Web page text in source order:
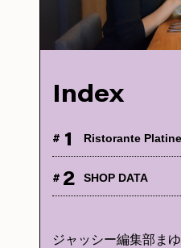
Index
# 1 Ristorante Platine
# 2 SHOP DATA
ジャッシー編集部ま